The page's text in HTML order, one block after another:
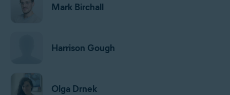
Mark Birchall
Harrison Gough
Olga Drnek